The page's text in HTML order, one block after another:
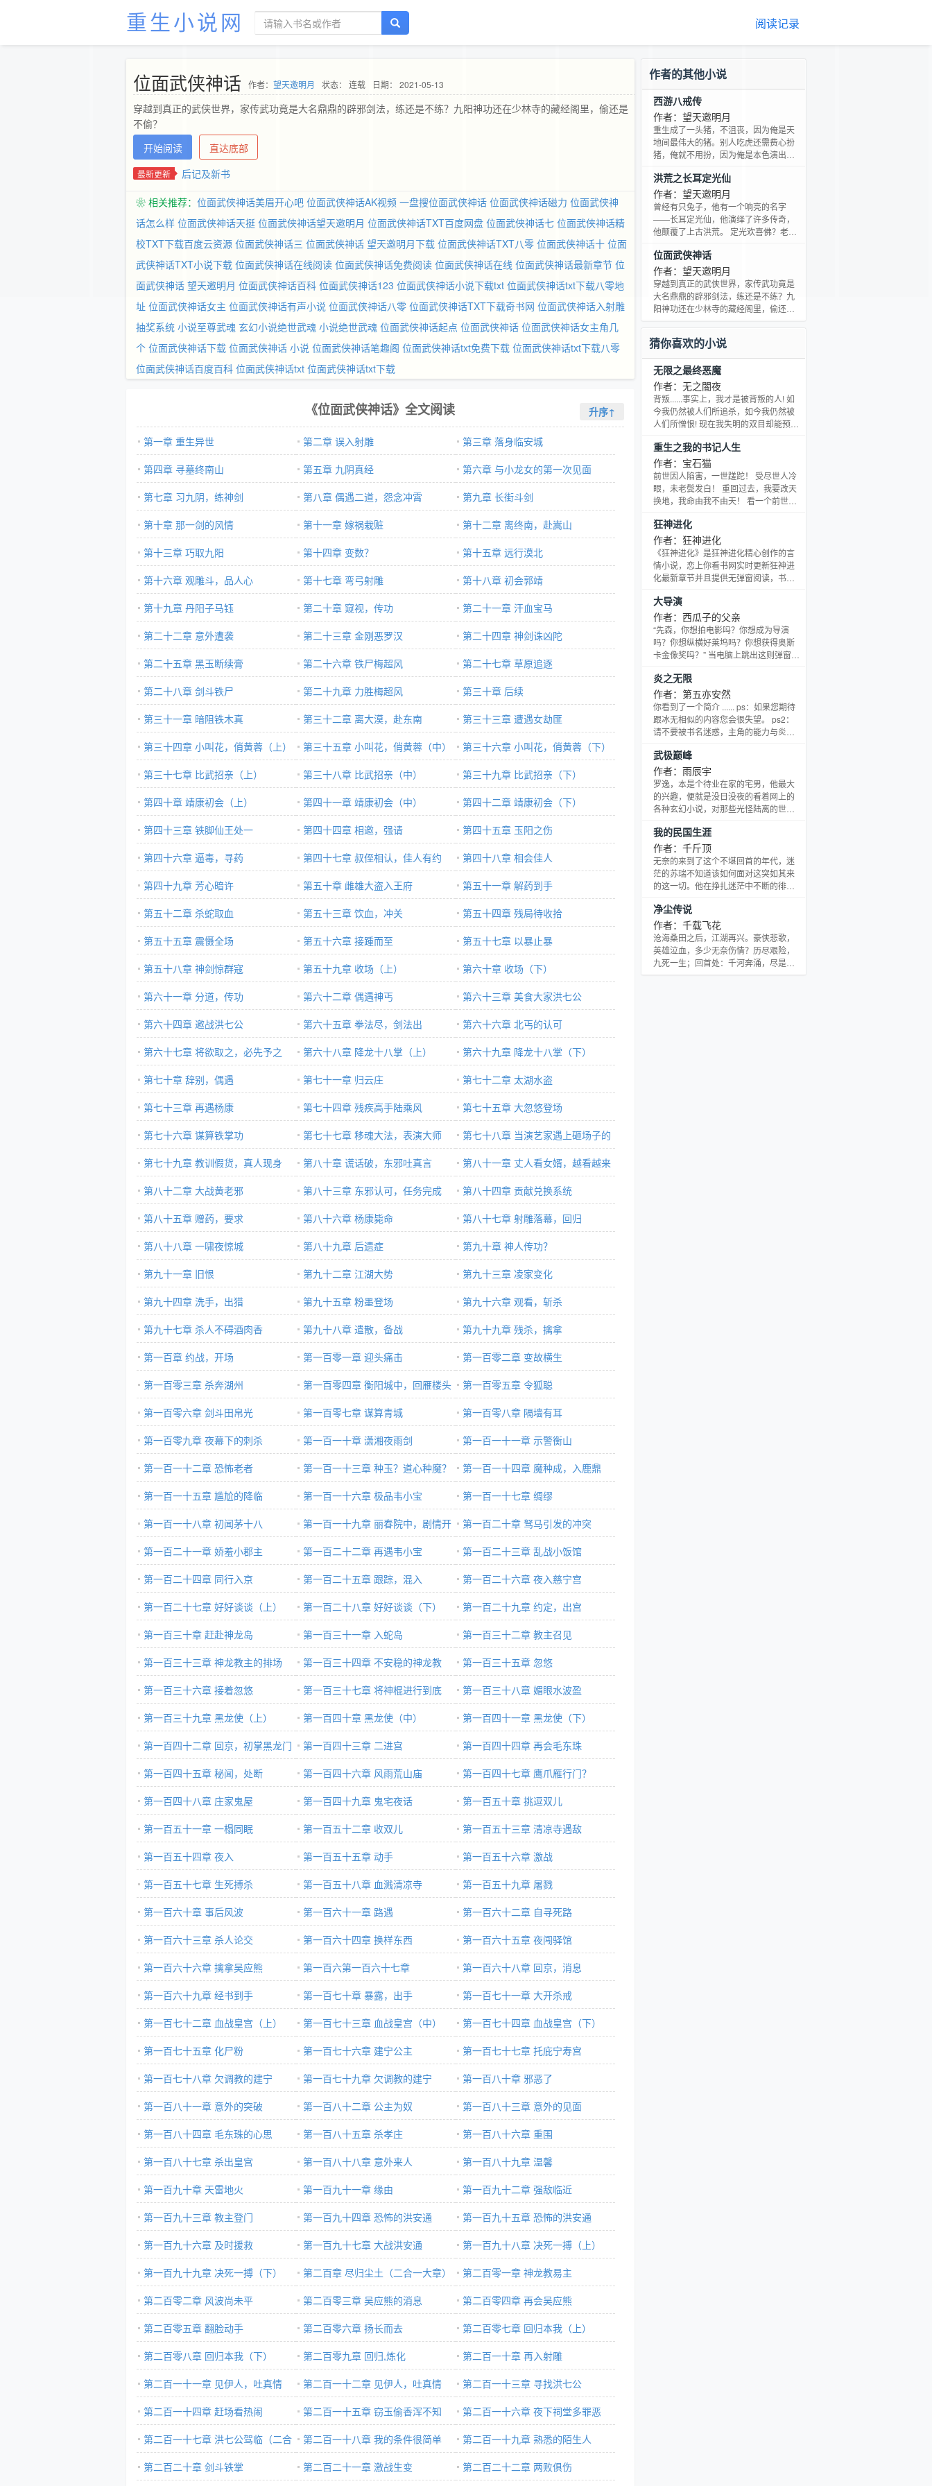
重生小说网 阅读记录
位面武侠神话 作者： 望天邀明月 状态： 连载 日期： 2021-05-13
穿越到真正的武侠世界，家传武功竟是大名鼎鼎的辟邪剑法，练还是不练？九阳神功还在少林寺的藏经阁里，偷还是
不偷？
开始阅读
直达底部
最新更新 后记及新书
❀ 相关推荐： 位面武侠神话美眉开心吧 位面武侠神话AK视频 一盘搜位面武侠神话 位面武侠神话磁力 位面武侠神
话怎么样 位面武侠神话天挺 位面武侠神话望天邀明月 位面武侠神话TXT百度网盘 位面武侠神话七 位面武侠神话精
校TXT下载百度云资源 位面武侠神话三 位面武侠神话 望天邀明月下载 位面武侠神话TXT八零 位面武侠神话十 位面
武侠神话TXT小说下载 位面武侠神话在线阅读 位面武侠神话免费阅读 位面武侠神话在线 位面武侠神话最新章节 位
面武侠神话 望天邀明月 位面武侠神话百科 位面武侠神话123 位面武侠神话小说下载txt 位面武侠神话txt下载八零地
址 位面武侠神话女主 位面武侠神话有声小说 位面武侠神话八零 位面武侠神话TXT下载奇书网 位面武侠神话入射雕
抽奖系统 小说至尊武魂 玄幻小说绝世武魂 小说绝世武魂 位面武侠神话起点 位面武侠神话 位面武侠神话女主角几
个 位面武侠神话下载 位面武侠神话 小说 位面武侠神话笔趣阁 位面武侠神话txt免费下载 位面武侠神话txt下载八零
位面武侠神话百度百科 位面武侠神话txt 位面武侠神话txt下载
《位面武侠神话》全文阅读 升序↑
第一章 重生异世 第二章 误入射雕
第三章 落身临安城
第四章 寻墓终南山
第五章 九阴真经
第六章 与小龙女的第一次见面
第七章 习九阴，练神剑
第八章 偶遇二道，怨念冲霄
第九章 长街斗剑
第十章 那一剑的风情
第十一章 嫁祸栽赃
第十二章 离终南，赴嵩山
第十三章 巧取九阳
第十四章 变数？
第十五章 远行漠北
第十六章 观雕斗，品人心
第十七章 弯弓射雕
第十八章 初会郭靖
第十九章 丹阳子马钰
第二十章 窥视，传功
第二十一章 汗血宝马
第二十二章 意外遭袭
第二十三章 金刚恶罗汉
第二十四章 神剑诛凶陀
第二十五章 黑玉断续膏
第二十六章 铁尸梅超风
第二十七章 草原追逐
第二十八章 剑斗铁尸
第二十九章 力胜梅超风
第三十章 后续
第三十一章 暗阻铁木真
第三十二章 离大漠，赴东南
第三十三章 遭遇女劫匪
第三十四章 小叫花，俏黄蓉（上）
第三十五章 小叫花，俏黄蓉（中）
第三十六章 小叫花，俏黄蓉（下）
第三十七章 比武招亲（上）
第三十八章 比武招亲（中）
第三十九章 比武招亲（下）
第四十章 靖康初会（上）
第四十一章 靖康初会（中）
第四十二章 靖康初会（下）
第四十三章 铁脚仙王处一
第四十四章 相邀，强请
第四十五章 玉阳之伤
第四十六章 逼毒，寻药
第四十七章 叔侄相认，佳人有约
第四十八章 相会佳人
第四十九章 芳心暗许
第五十章 雌雄大盗入王府
第五十一章 解药到手
第五十二章 杀蛇取血
第五十三章 饮血，冲关
第五十四章 残局待收拾
第五十五章 震慑全场
第五十六章 接踵而至
第五十七章 以暴止暴
第五十八章 神剑惊群寇
第五十九章 收场（上）
第六十章 收场（下）
第六十一章 分道，传功
第六十二章 偶遇神丐
第六十三章 美食大家洪七公
第六十四章 邀战洪七公
第六十五章 拳法尽，剑法出
第六十六章 北丐的认可
第六十七章 将欲取之，必先予之
第六十八章 降龙十八掌（上）
第六十九章 降龙十八掌（下）
第七十章 辞别，偶遇
第七十一章 归云庄
第七十二章 太湖水盗
第七十三章 再遇杨康
第七十四章 残疾高手陆乘风
第七十五章 大忽悠登场
第七十六章 谋算铁掌功
第七十七章 移魂大法，表演大师
第七十八章 当演艺家遇上砸场子的
第七十九章 教训假货，真人现身
第八十章 谎话破，东邪吐真言
第八十一章 丈人看女婿，越看越来
气
第八十二章 大战黄老邪 第八十三章 东邪认可，任务完成
第八十四章 贡献兑换系统
第八十五章 赠药，要求
第八十六章 杨康毙命
第八十七章 射雕落幕，回归
第八十八章 一啸夜惊城
第八十九章 后遗症
第九十章 神人传功？
第九十一章 旧恨
第九十二章 江湖大势
第九十三章 凌家变化
第九十四章 洗手，出猎
第九十五章 粉墨登场
第九十六章 观看，斩杀
第九十七章 杀人不碍酒肉香
第九十八章 遣散，备战
第九十九章 残杀，擒拿
第一百章 约战，开场
第一百零一章 迎头痛击
第一百零二章 变故横生
第一百零三章 杀奔湖州
第一百零四章 衡阳城中，回雁楼头
第一百零五章 令狐聪
第一百零六章 剑斗田帛光
第一百零七章 谋算青城
第一百零八章 隔墙有耳
第一百零九章 夜幕下的刺杀
第一百一十章 潇湘夜雨剑
第一百一十一章 示警衡山
第一百一十二章 恐怖老者
第一百一十三章 种玉？道心种魔？
第一百一十四章 魔种成，入鹿鼎
第一百一十五章 尴尬的降临
第一百一十六章 极品韦小宝
第一百一十七章 绸缪
第一百一十八章 初闻茅十八
第一百一十九章 丽春院中，剧情开
始
第一百二十章 驽马引发的冲突
第一百二十一章 娇羞小郡主
第一百二十二章 再遇韦小宝
第一百二十三章 乱战小饭馆
第一百二十四章 同行入京
第一百二十五章 跟踪，混入
第一百二十六章 夜入慈宁宫
第一百二十七章 好好谈谈（上）
第一百二十八章 好好谈谈（下）
第一百二十九章 约定，出宫
第一百三十章 赶赴神龙岛
第一百三十一章 入蛇岛
第一百三十二章 教主召见
第一百三十三章 神龙教主的排场
第一百三十四章 不安稳的神龙教
第一百三十五章 忽悠
第一百三十六章 接着忽悠
第一百三十七章 将神棍进行到底
第一百三十八章 媚眼水波盈
第一百三十九章 黑龙使（上）
第一百四十章 黑龙使（中）
第一百四十一章 黑龙使（下）
第一百四十二章 回京，初掌黑龙门
第一百四十三章 二进宫
第一百四十四章 再会毛东珠
第一百四十五章 秘闻，处断
第一百四十六章 风雨荒山庙
第一百四十七章 鹰爪雁行门？
第一百四十八章 庄家鬼屋
第一百四十九章 鬼宅夜话
第一百五十章 挑逗双儿
第一百五十一章 一榻同眠
第一百五十二章 收双儿
第一百五十三章 清凉寺遇敌
第一百五十四章 夜入
第一百五十五章 动手
第一百五十六章 激战
第一百五十七章 生死搏杀
第一百五十八章 血溅清凉寺
第一百五十九章 屠戮
第一百六十章 事后风波
第一百六十一章 路遇
第一百六十二章 自寻死路
第一百六十三章 杀人论交
第一百六十四章 换样东西
第一百六十五章 夜闯驿馆
第一百六十六章 擒拿吴应熊
第一百六第一百六十七章
第一百六十八章 回京，消息
第一百六十九章 经书到手
第一百七十章 暴露，出手
第一百七十一章 大开杀戒
第一百七十二章 血战皇宫（上）
第一百七十三章 血战皇宫（中）
第一百七十四章 血战皇宫（下）
第一百七十五章 化尸粉
第一百七十六章 建宁公主
第一百七十七章 托庇宁寿宫
第一百七十八章 欠调教的建宁
（上）
第一百七十九章 欠调教的建宁
（下）
第一百八十章 邪恶了
第一百八十一章 意外的突破
第一百八十二章 公主为奴
第一百八十三章 意外的见面
第一百八十四章 毛东珠的心思
第一百八十五章 杀孝庄
第一百八十六章 重围
第一百八十七章 杀出皇宫
第一百八十八章 意外来人
第一百八十九章 温馨
第一百九十章 天雷地火
第一百九十一章 缘由
第一百九十二章 强敌临近
第一百九十三章 教主登门
第一百九十四章 恐怖的洪安通
（上）
第一百九十五章 恐怖的洪安通
（下）
第一百九十六章 及时援救 第一百九十七章 大战洪安通
第一百九十八章 决死一搏（上）
第一百九十九章 决死一搏（下）
第二百章 尽归尘土（二合一大章）
第二百零一章 神龙教易主
第二百零二章 风波尚未平
第二百零三章 吴应熊的消息
第二百零四章 再会吴应熊
第二百零五章 翻脸动手
第二百零六章 扬长而去
第二百零七章 回归本我（上）
第二百零八章 回归本我（下）
第二百零九章 回归,炼化
第二百一十章 再入射雕
第二百一十一章 见伊人，吐真情
（上）
第二百一十二章 见伊人，吐真情
（下）
第二百一十三章 寻找洪七公
第二百一十四章 赶场看热闹
第二百一十五章 窃玉偷香浑不知
第二百一十六章 夜下祠堂多罪恶
第二百一十七章 洪七公驾临（二合
一大章）
第二百一十八章 我的条件很简单
第二百一十九章 熟悉的陌生人
第二百二十章 剑斗铁掌
第二百二十一章 激战生变 第二百二十二章 两败俱伤
作者的其他小说
西游八戒传
作者：望天邀明月
重生成了一头猪，不沮丧，因为俺是天
地间最伟大的猪。别人吃虎还需费心扮
猪，俺就不用扮，因为俺是本色演出！
2715779，欢迎大家多多捧场（下面有
链接）。
洪荒之长耳定光仙
作者：望天邀明月
曾经有只兔子，他有一个响亮的名字
——长耳定光仙，他演绎了许多传奇，
他颠覆了上古洪荒。 定光欢喜佛？老子
自在逍遥，那才是老子的奋斗目标。 老
子的口号是：谁敢让老子活的不快活，
老子就让他没得活！ 各位书友要是觉得
《洪荒之长耳定光仙》还不错的话请不
要忘记向您QQ群和微博里的朋友推荐
位面武侠神话
作者：望天邀明月
穿越到真正的武侠世界，家传武功竟是
大名鼎鼎的辟邪剑法，练还是不练？九
阳神功还在少林寺的藏经阁里，偷还是
猜你喜欢的小说
无限之最终恶魔
作者：无之闇夜
背叛......事实上，我才是被背叛的人! 如
今我仍然被人们所追杀，如今我仍然被
人们所憎恨! 现在我失明的双目却能预见
候，命运之手必须掌握在自己手中！ 这
是一个背叛的故事； 这是一个崛起的故
事； 这是一个堕落的故事； 而事实上，
这仅仅是一个化身恶魔的男人在无限世
界里走过的路途。 孤独，隐忍，翻身，
中洲队的相亲相爱，而是恶
重生之我的书记人生
作者：宝石猫
前世因人陷害，一世蹉跎！ 受尽世人冷
眼，未老鬓发白！ 重回过去，我要改天
换地，我命由我不由天！ 看一个前世在
属于他自己的书记人生……
狂神进化
作者：狂神进化
《狂神进化》是狂神进化精心创作的言
情小说，恋上你看书网实时更新狂神进
化最新章节并且提供无弹窗阅读，书友
你看书网赞同或者支持狂神进化读者的
观点。
大导演
作者：西瓜子的父亲
“先森，你想拍电影吗？你想成为导演
吗？你想纵横好莱坞吗？你想获得奥斯
卡金像奖吗？” 当电脑上跳出这则弹窗
也许，改变自己命运的时刻到了。 颤抖
的将鼠标移至“确定”，狠狠的点下了左
键。 “我一直在洗澡，油腻的师姐在哪
里。独特电影，由你打造。3D世界，视
觉奇观。票房PK，胜者为王。优质剧
炎之无限
作者：第五亦安然
你看到了一个简介 ...... ps：如果您期待
跟冰无相似的内容您会很失望。 ps2：
请不要被书名迷惑，主角的能力与炎无
名字里面有个火......
武极巅峰
作者：雨辰宇
罗逸，本是个待业在家的宅男，他最大
的兴趣，便就是没日没夜的看着网上的
各种玄幻小说，对那些光怪陆离的世
这是一个玄幻的世界，妖兽与人类相互
激战了无数个年头…罗逸附体的，是一
个废柴男。父亲是家族的罪人，他本人
更是一阶修武废柴！经脉郁结，精神力
枯萎，受无妄之灾，而被人生生打死。
生了改变！ &amp;amp;lt;!-- en
我的民国生涯
作者：千斤顶
无奈的来到了这个不堪回首的年代，迷
茫的苏瑞不知道该如何面对这突如其来
的这一切。他在挣扎迷茫中不断的徘
渐渐的学会了杀人，学会了承担责任。
这就是他，一个小人物的奋斗史。
净尘传说
作者：千载飞花
沧海桑田之后，江湖再兴。豪侠悲歌，
英雄泣血，多少无奈伤情？历尽艰险，
九死一生；回首处：千河奔涌，尽是情